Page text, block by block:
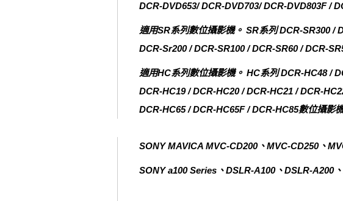
DCR-DVD653/ DCR-DVD703/ DCR-DVD803F /
適用SR系列數位攝影機。 SR系列 DCR-SR300 /
DCR-Sr200 / DCR-SR100 / DCR-SR60 / DCR-
適用HC系列數位攝影機。 HC系列 DCR-HC48 /
DCR-HC19 / DCR-HC20 / DCR-HC21 / DCR-
DCR-HC65 / DCR-HC65F / DCR-HC85數位攝影
SONY MAVICA MVC-CD200、MVC-CD250、
SONY a100 Series、DSLR-A100、DSLR-A200